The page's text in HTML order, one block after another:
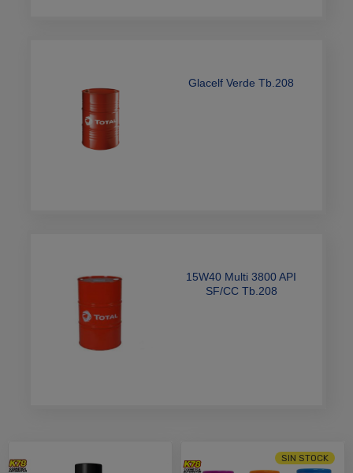
Glacelf Verde Tb.208
15W40 Multi 3800 API
SF/CC Tb.208
SIN STOCK